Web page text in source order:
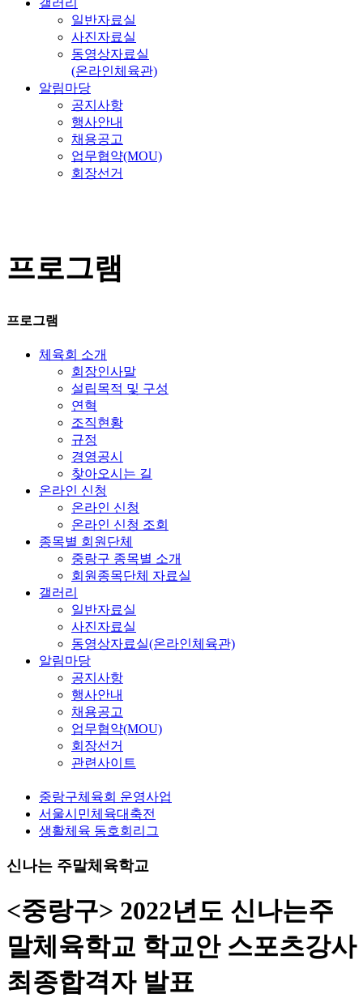
갤러리
일반자료실
사진자료실
동영상자료실
(온라인체육관)
알림마당
공지사항
행사안내
채용공고
업무협약(MOU)
회장선거
프로그램
프로그램
체육회 소개
회장인사말
설립목적 및 구성
연혁
조직현황
규정
경영공시
찾아오시는 길
온라인 신청
온라인 신청
온라인 신청 조회
종목별 회원단체
중랑구 종목별 소개
회원종목단체 자료실
갤러리
일반자료실
사진자료실
동영상자료실(온라인체육관)
알림마당
공지사항
행사안내
채용공고
업무협약(MOU)
회장선거
관련사이트
중랑구체육회 운영사업
서울시민체육대축전
생활체육 동호회리그
신나는 주말체육학교
<중랑구> 2022년도 신나는주
말체육학교 학교안 스포츠강사
최종합격자 발표